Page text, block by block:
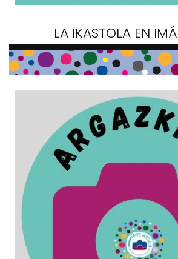
LA IKASTOLA EN